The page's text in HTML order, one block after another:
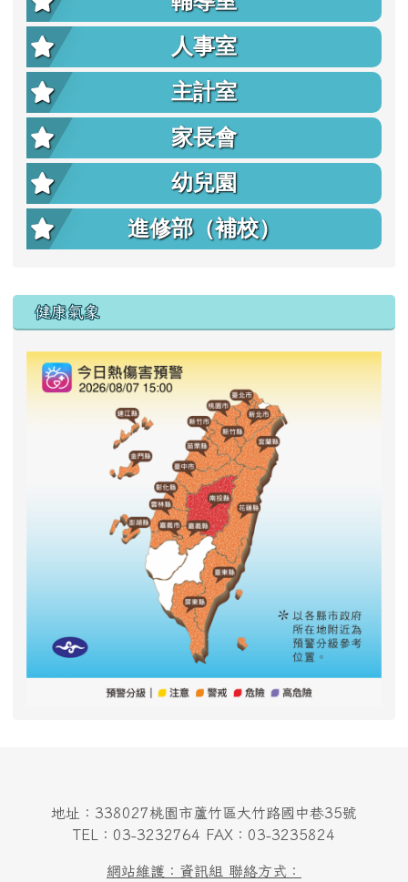
人事室
主計室
家長會
幼兒園
進修部（補校）
右邊區域內容
健康氣象
地址：338027桃園市蘆竹區大竹路國中巷35號
TEL：03-3232764 FAX：03-3235824
網站維護：資訊組 聯絡方式：